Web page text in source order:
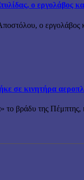
ο εργολάβος και
ο εργολάβος
σε κινητήρα
το βράδυ της